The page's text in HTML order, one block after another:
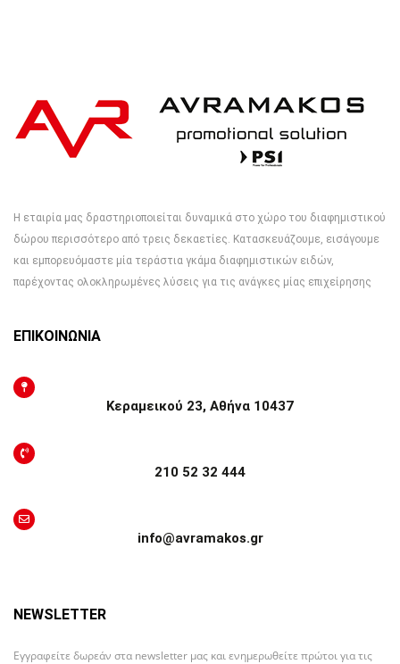
Η εταιρία μας δραστηριοποιείται δυναμικά στο χώρο του διαφημιστικού
δώρου περισσότερο από τρεις δεκαετίες. Κατασκευάζουμε, εισάγουμε
και εμπορευόμαστε μία τεράστια γκάμα διαφημιστικών ειδών,
παρέχοντας ολοκληρωμένες λύσεις για τις ανάγκες μίας επιχείρησης
ΕΠΙΚΟΙΝΩΝΙΑ
Κεραμεικού 23, Αθήνα 10437
210 52 32 444
info@avramakos.gr
NEWSLETTER
Εγγραφείτε δωρεάν στα newsletter μας και ενημερωθείτε πρώτοι για τις